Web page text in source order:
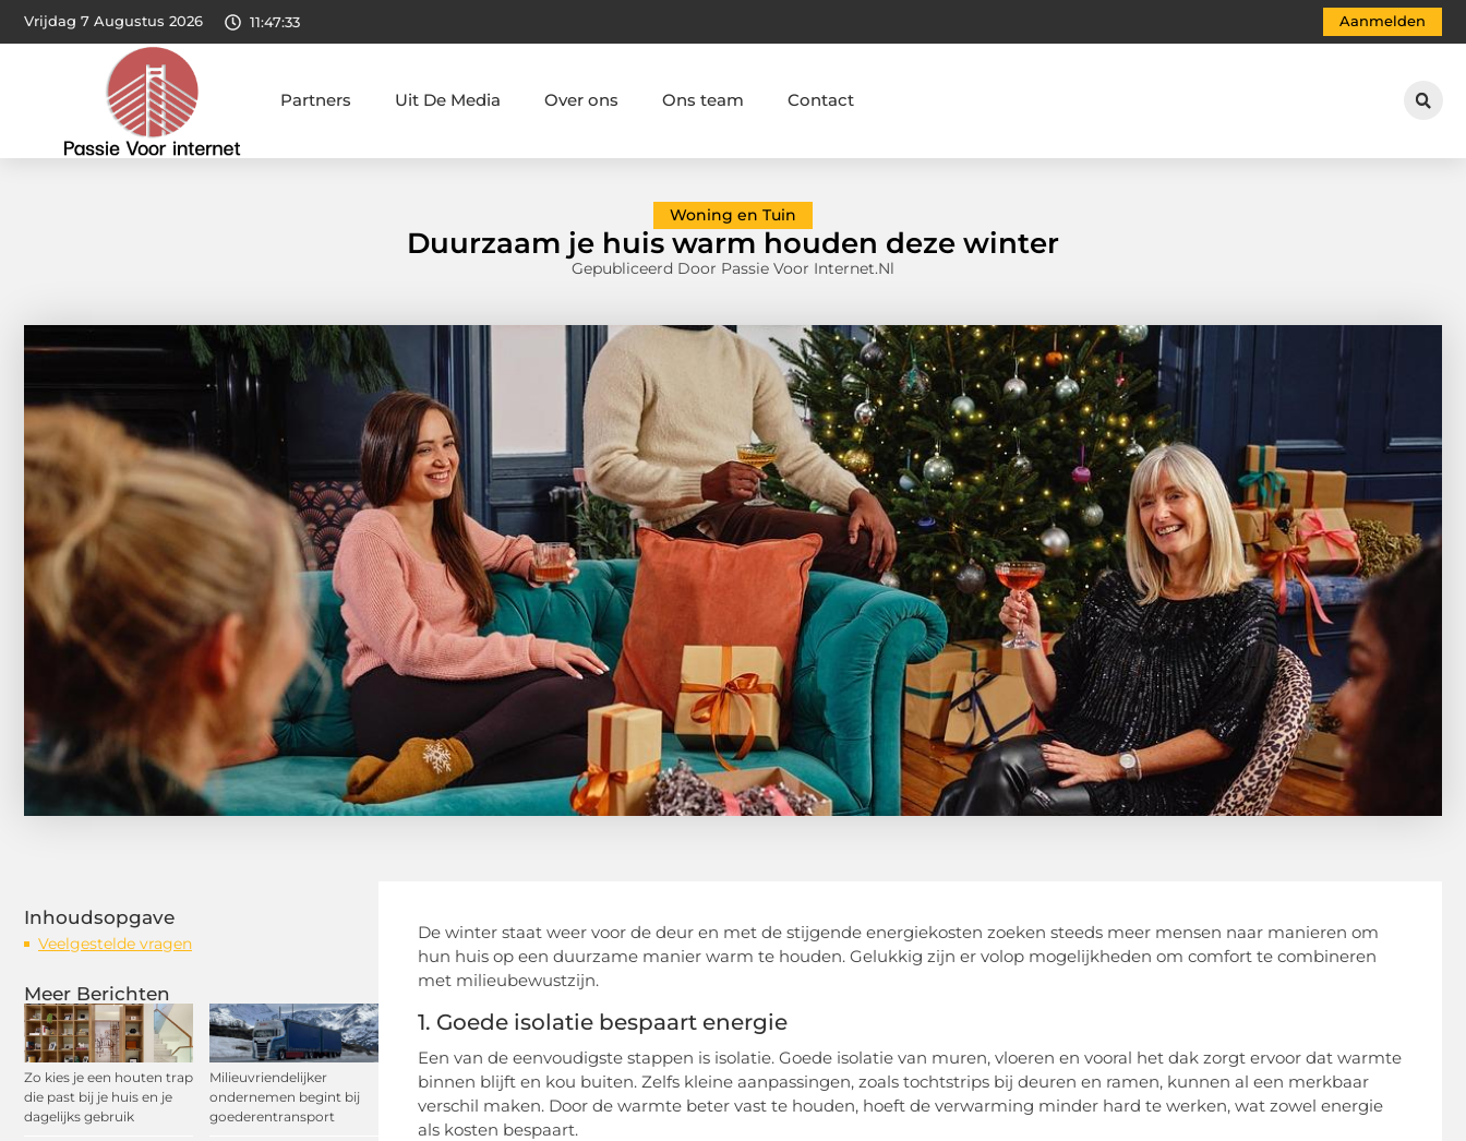
Vrijdag 7 Augustus 2026 11:47:35 Aanmelden
Partners Uit De Media Over ons Ons team Contact
Woning en Tuin
Duurzaam je huis warm houden deze winter
Gepubliceerd Door Passie Voor Internet.nl
Inhoudsopgave
Veelgestelde vragen
Meer Berichten
Zo kies je een houten trap
die past bij je huis en je
dagelijks gebruik
Milieuvriendelijker
ondernemen begint bij
goederentransport
De winter staat weer voor de deur en met de stijgende energiekosten zoeken steeds meer mensen naar manieren om
hun huis op een duurzame manier warm te houden. Gelukkig zijn er volop mogelijkheden om comfort te combineren
met milieubewustzijn.
1. Goede isolatie bespaart energie
Een van de eenvoudigste stappen is isolatie. Goede isolatie van muren, vloeren en vooral het dak zorgt ervoor dat warmte
binnen blijft en kou buiten. Zelfs kleine aanpassingen, zoals tochtstrips bij deuren en ramen, kunnen al een merkbaar
verschil maken. Door de warmte beter vast te houden, hoeft de verwarming minder hard te werken, wat zowel energie
als kosten bespaart.